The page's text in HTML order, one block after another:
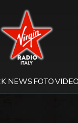
Virgin Radio
NEWS FOTOVIDEO